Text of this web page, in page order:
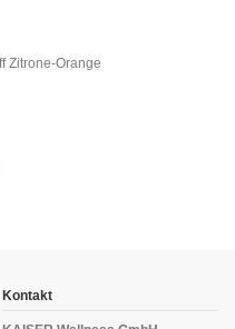
Orange
Kontakt